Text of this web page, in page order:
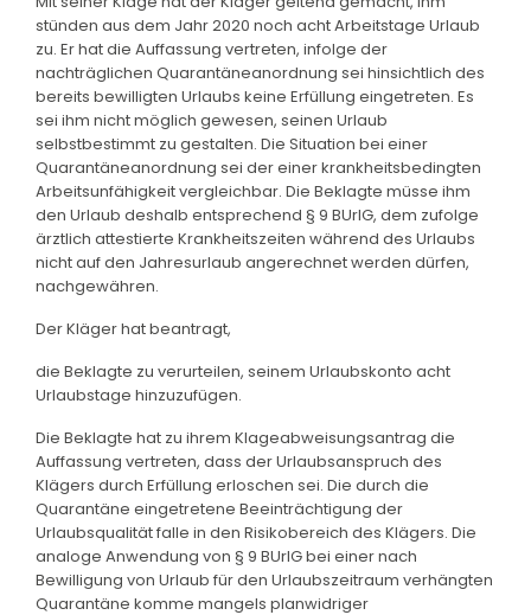
stünden aus dem Jahr 2020 noch acht Arbeitstage Urlaub
zu. Er hat die Auffassung vertreten, infolge der
nachträglichen Quarantäneanordnung sei hinsichtlich des
bereits bewilligten Urlaubs keine Erfüllung eingetreten. Es
sei ihm nicht möglich gewesen, seinen Urlaub
selbstbestimmt zu gestalten. Die Situation bei einer
Quarantäneanordnung sei der einer krankheitsbedingten
Arbeitsunfähigkeit vergleichbar. Die Beklagte müsse ihm
den Urlaub deshalb entsprechend § 9 BUrlG, dem zufolge
ärztlich attestierte Krankheitszeiten während des Urlaubs
nicht auf den Jahresurlaub angerechnet werden dürfen,
nachgewähren.
Der Kläger hat beantragt,
die Beklagte zu verurteilen, seinem Urlaubskonto acht
Urlaubstage hinzuzufügen.
Die Beklagte hat zu ihrem Klageabweisungsantrag die
Auffassung vertreten, dass der Urlaubsanspruch des
Klägers durch Erfüllung erloschen sei. Die durch die
Quarantäne eingetretene Beeinträchtigung der
Urlaubsqualität falle in den Risikobereich des Klägers. Die
analoge Anwendung von § 9 BUrlG bei einer nach
Bewilligung von Urlaub für den Urlaubszeitraum verhängten
Quarantäne komme mangels planwidriger